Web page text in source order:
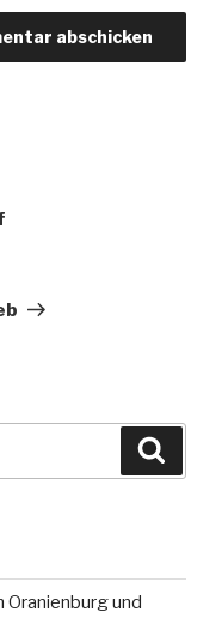
Oranienburg und